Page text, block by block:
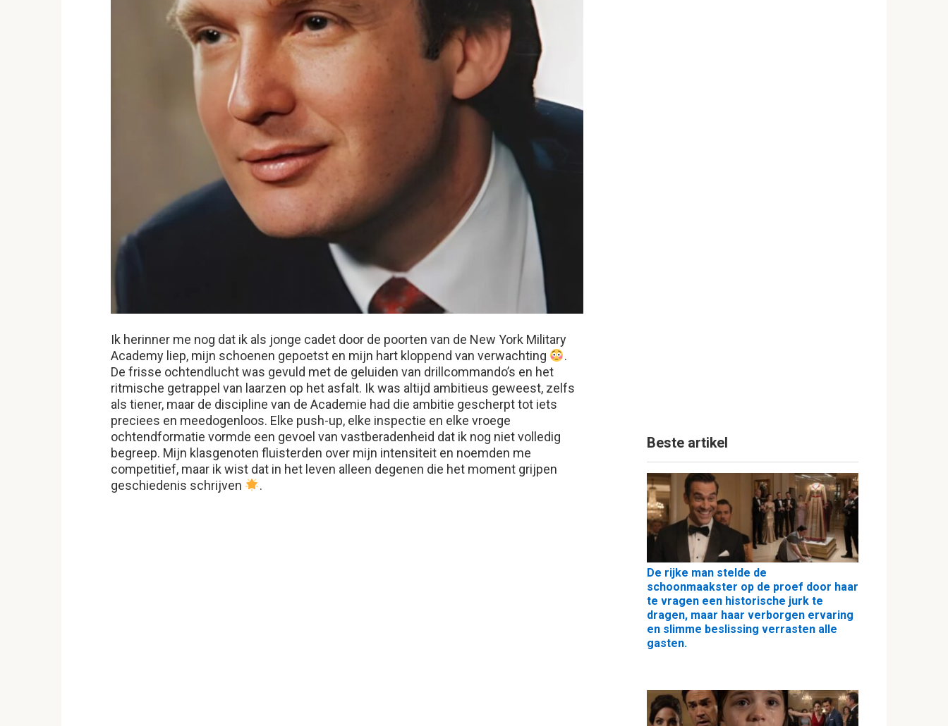
Ik herinner me nog dat ik als jonge cadet door de poorten van de New York Military
Academy liep, mijn schoenen gepoetst en mijn hart kloppend van verwachting
.
De frisse ochtendlucht was gevuld met de geluiden van drillcommando’s en het
ritmische getrappel van laarzen op het asfalt. Ik was altijd ambitieus geweest, zelfs
als tiener, maar de discipline van de Academie had die ambitie gescherpt tot iets
preciees en meedogenloos. Elke push-up, elke inspectie en elke vroege
ochtendformatie vormde een gevoel van vastberadenheid dat ik nog niet volledig
begreep. Mijn klasgenoten fluisterden over mijn intensiteit en noemden me
competitief, maar ik wist dat in het leven alleen degenen die het moment grijpen
geschiedenis schrijven
.
Beste artikel
De rijke man stelde de
schoonmaakster op de proef door haar
te vragen een historische jurk te
dragen, maar haar verborgen ervaring
en slimme beslissing verrasten alle
gasten.